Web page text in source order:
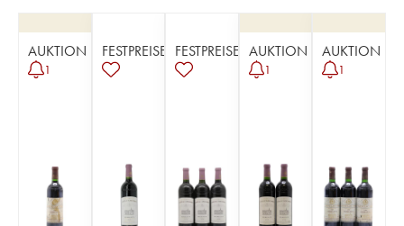
AUKTION
1
FESTPREISE FESTPREISE AUKTION
1
AUKTION
1